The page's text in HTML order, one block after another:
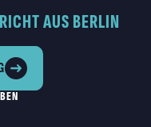
AUS BERLIN